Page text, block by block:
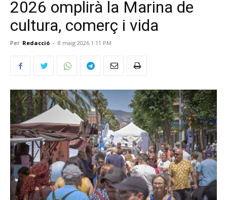
2026 omplirà la Marina de
cultura, comerç i vida
Per Redacció - 8 maig 2026 1:11 PM